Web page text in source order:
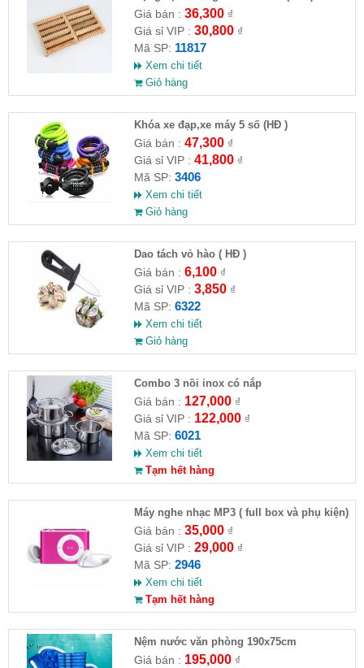
Giá bán : 36,300₫
Giá sỉ VIP : 30,800₫
Mã SP: 11817
Xem chi tiết
Giỏ hàng
Khóa xe đạp,xe máy 5 số (HĐ )
Giá bán : 47,300₫
Giá sỉ VIP : 41,800₫
Mã SP: 3406
Xem chi tiết
Giỏ hàng
Dao tách vỏ hào ( HĐ )
Giá bán : 6,100₫
Giá sỉ VIP : 3,850₫
Mã SP: 6322
Xem chi tiết
Giỏ hàng
Combo 3 nồi inox có nắp
Giá bán : 127,000₫
Giá sỉ VIP : 122,000₫
Mã SP: 6021
Xem chi tiết
Tạm hết hàng
Máy nghe nhạc MP3 ( full box và phụ kiện)
Giá bán : 35,000₫
Giá sỉ VIP : 29,000₫
Mã SP: 2946
Xem chi tiết
Tạm hết hàng
Nệm nước văn phòng 190x75cm
Giá bán : 195,000₫